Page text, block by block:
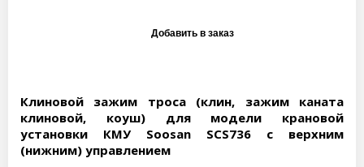
Клиновой зажим троса (клин, зажим каната
клиновой, коуш) для модели крановой
установки КМУ Soosan SCS736 с верхним
(нижним) управлением